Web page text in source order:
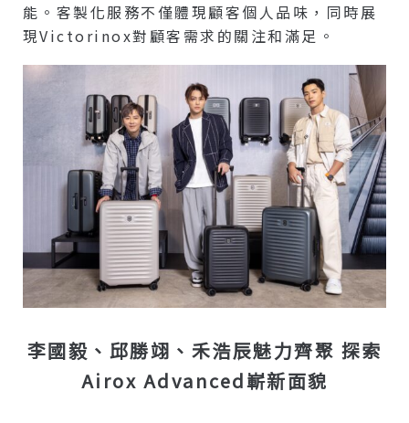
能。客製化服務不僅體現顧客個人品味，同時展
現Victorinox對顧客需求的關注和滿足。
李國毅、邱勝翊、禾浩辰魅力齊聚 探索
Airox Advanced嶄新面貌